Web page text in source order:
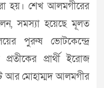
হয়। শেখ আলমগীরের
সমস্যা হয়েছে মূলত
পুরুষ ভোটকেন্দ্রে
প্রার্থী ইরোজ
আর মোহাম্মদ আলমগীর